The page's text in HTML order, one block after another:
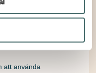
i 30°C – kika
att använda